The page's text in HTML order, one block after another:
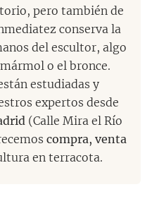
pero también de
conserva la
del escultor, algo
o el bronce.
estudiadas y
expertos desde
(Calle Mira el Río
compra, venta
en terracota.